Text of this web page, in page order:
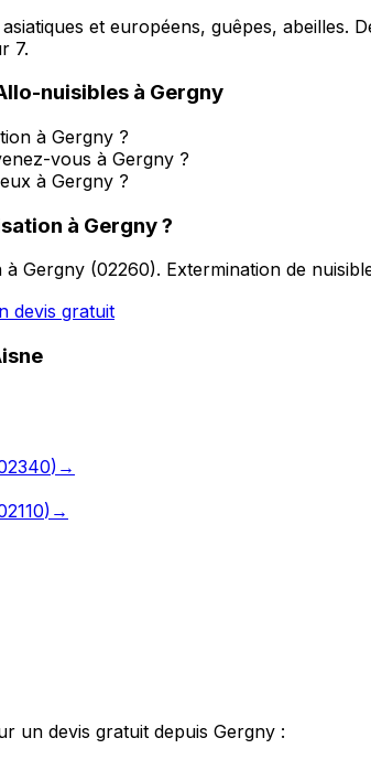
et européens, guêpes,
7.
nuisibles à Gergny
à Gergny ?
vous à Gergny ?
à Gergny ?
à Gergny?
à Gergny (02260). Extermination de
devis gratuit
) →
) →
un devis gratuit depuis Gergny :